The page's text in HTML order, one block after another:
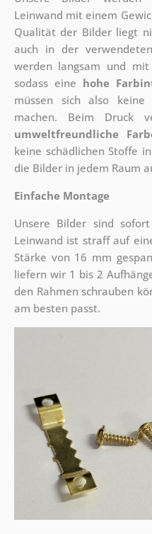
Leinwand mit einem
Qualität der Bilder liegt
auch in der
werden langsam und mit
sodass eine hohe
müssen sich also keine
machen. Beim Druck
umweltfreundliche
keine schädlichen Stoffe
die Bilder in jedem Raum
Einfache Montage
Unsere Bilder sind
Leinwand ist straff auf
Stärke von 16 mm
liefern wir 1 bis 2
den Rahmen schrauben
am besten passt.